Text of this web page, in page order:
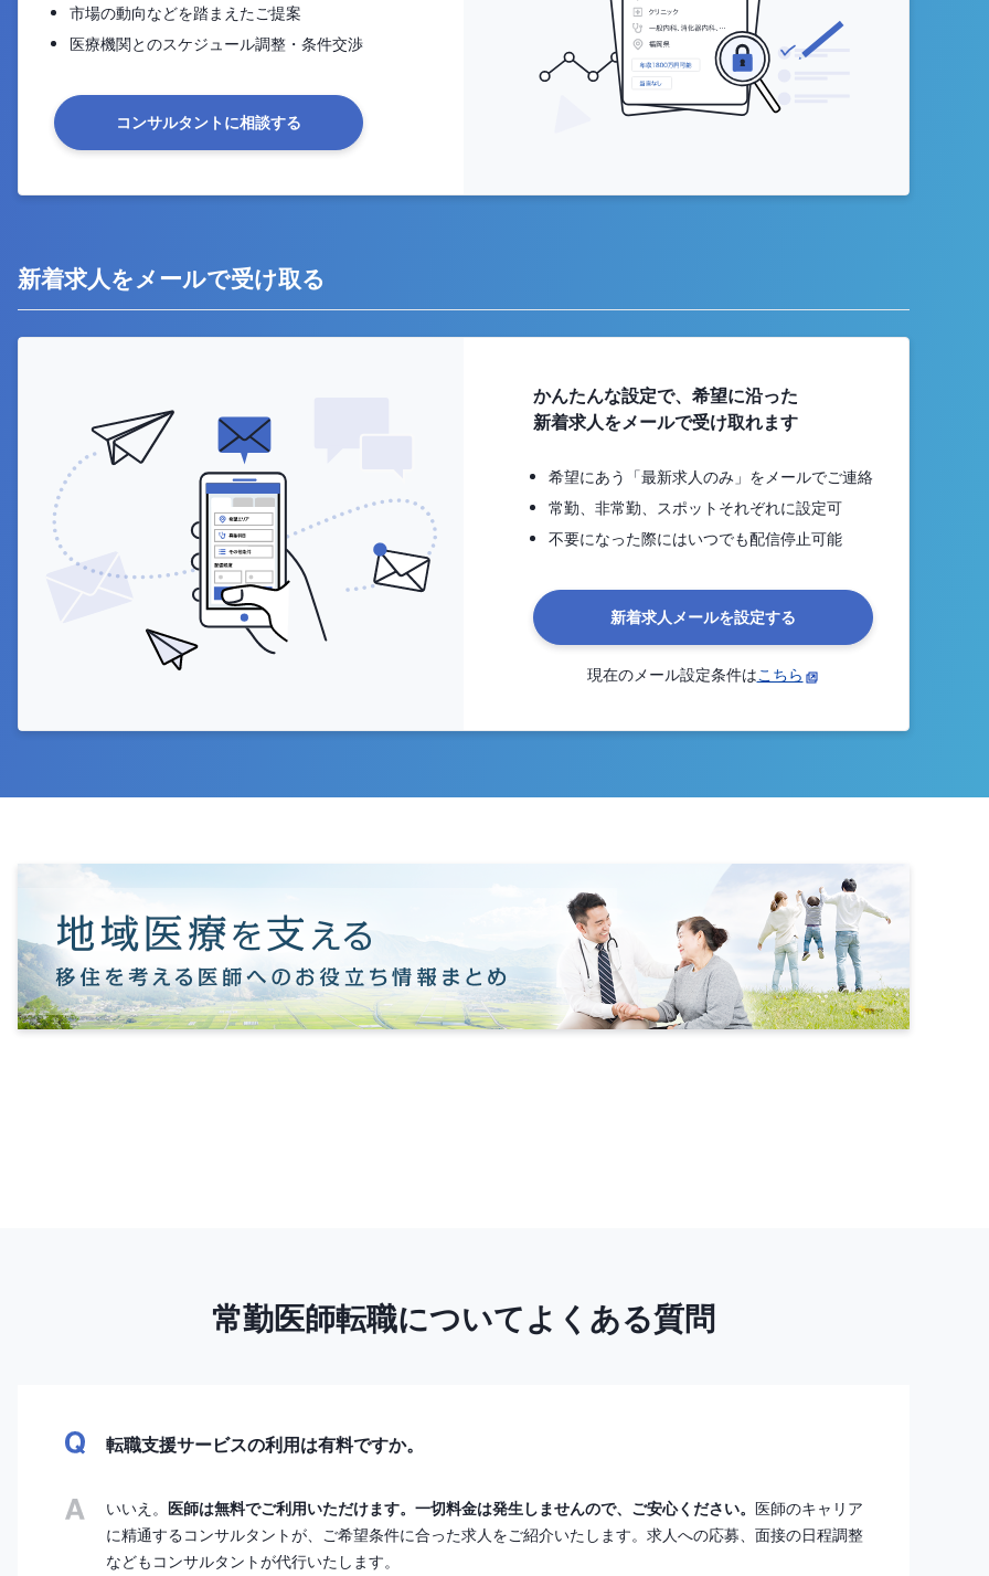
市場の動向などを踏まえたご提案
医療機関とのスケジュール調整・条件交渉
コンサルタントに相談する
新着求人をメールで受け取る
かんたんな設定で、希望に沿った
新着求人をメールで受け取れます
希望にあう「最新求人のみ」をメールでご連絡
常勤、非常勤、スポットそれぞれに設定可
不要になった際にはいつでも配信停止可能
新着求人メールを設定する
現在のメール設定条件はこちら
常勤医師転職についてよくある質問
転職支援サービスの利用は有料ですか。
いいえ。 医師は無料でご利用いただけます。一切料金は発生しませんので、ご安心ください。 医師のキャリア
に精通するコンサルタントが、ご希望条件に合った求人をご紹介いたします。求人への応募、面接の日程調整
などもコンサルタントが代行いたします。